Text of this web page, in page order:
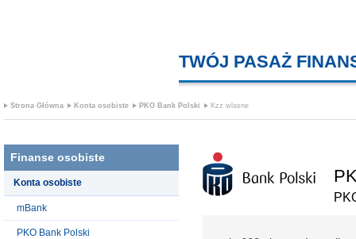
TWÓJ PASAŻ
Strona Główna Konta osobiste PKO Bank Polski Kzz wlasne
Finanse osobiste
Konta osobiste
mBank
PKO Bank Polski